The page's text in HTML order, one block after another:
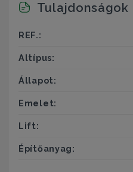
Tulajdonságok
REF.:
Altípus:
Állapot:
Emelet:
Lift:
Építőanyag: